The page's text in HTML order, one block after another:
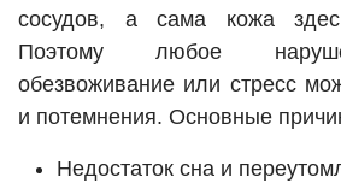
сосудов, а сама кожа
Поэтому любое
обезвоживание или стресс
и потемнения. Основные
Недостаток сна и